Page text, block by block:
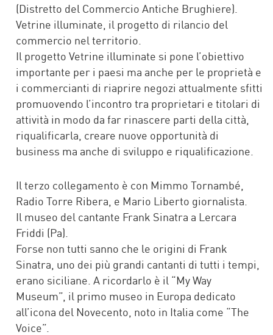
(Distretto del Commercio Antiche Brughiere).
Vetrine illuminate, il progetto di rilancio del
commercio nel territorio.
Il progetto Vetrine illuminate si pone l’obiettivo
importante per i paesi ma anche per le proprietà e
i commercianti di riaprire negozi attualmente sfitti
promuovendo l’incontro tra proprietari e titolari di
attività in modo da far rinascere parti della città,
riqualificarla, creare nuove opportunità di
business ma anche di sviluppo e riqualificazione.
Il terzo collegamento è con Mimmo Tornambé,
Radio Torre Ribera, e Mario Liberto giornalista.
Il museo del cantante Frank Sinatra a Lercara
Friddi (Pa).
Forse non tutti sanno che le origini di Frank
Sinatra, uno dei più grandi cantanti di tutti i tempi,
erano siciliane. A ricordarlo è il “My Way
Museum”, il primo museo in Europa dedicato
all’icona del Novecento, noto in Italia come “The
Voice”.